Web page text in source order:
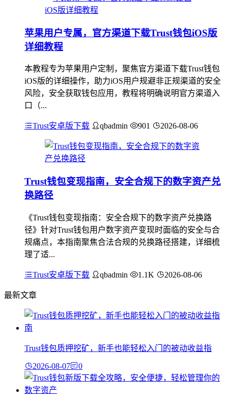
苹果用户专属，官方渠道下载Trust钱包iOS版
详细教程
本教程专为苹果用户定制，聚焦官方渠道下载Trust钱包
iOS版的详细操作，助力iOS用户规避非正规渠道的安全
风险，安全获取钱包应用，教程将明确说明官方渠道入
口（...
Trust安卓版下载 qbadmin 901 2026-08-06
Trust钱包变现指南，安全合规下的数字资产兑
换路径
《Trust钱包变现指南：安全合规下的数字资产兑换路
径》针对Trust钱包用户数字资产变现时面临的安全与合
规痛点，本指南聚焦合法合规的兑换路径搭建，详细梳
理了适...
Trust安卓版下载 qbadmin 1.1K 2026-08-06
最新文章
Trust钱包质押挖矿，新手也能轻松入门的被动收益指
2026-08-07 0